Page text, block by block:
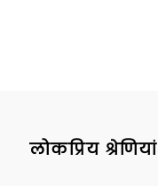
लोकप्रिय श्रेणियां